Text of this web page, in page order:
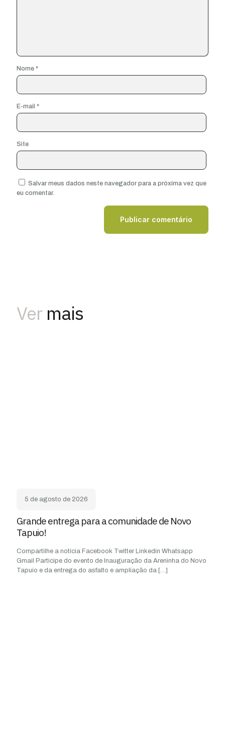
Nome *
E-mail *
Site
Salvar meus dados neste navegador para a próxima vez que
eu comentar.
Ver mais
5 de agosto de 2026
Grande entrega para a comunidade de Novo
Tapuio!
Compartilhe a notícia Facebook Twitter Linkedin Whatsapp
Gmail Participe do evento de Inauguração da Areninha do Novo
Tapuio e da entrega do asfalto e ampliação da […]